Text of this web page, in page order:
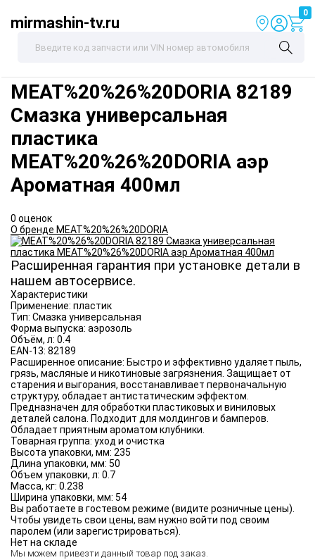
mirmashin-tv.ru
0
MEAT%20%26%20DORIA 82189
Смазка универсальная
пластика
MEAT%20%26%20DORIA аэр
Ароматная 400мл
0 оценок
О бренде MEAT%20%26%20DORIA
Расширенная гарантия при установке детали в
нашем автосервисе.
Характеристики
Применение: пластик
Тип: Смазка универсальная
Форма выпуска: аэрозоль
Объём, л: 0.4
EAN-13: 82189
Расширенное описание: Быстро и эффективно удаляет пыль,
грязь, масляные и никотиновые загрязнения. Защищает от
старения и выгорания, восстанавливает первоначальную
структуру, обладает антистатическим эффектом.
Предназначен для обработки пластиковых и виниловых
деталей салона. Подходит для молдингов и бамперов.
Обладает приятным ароматом клубники.
Товарная группа: уход и очистка
Высота упаковки, мм: 235
Длина упаковки, мм: 50
Объем упаковки, л: 0.7
Масса, кг: 0.238
Ширина упаковки, мм: 54
Вы работаете в гостевом режиме (видите розничные цены).
Чтобы увидеть свои цены, вам нужно войти под своим
паролем (или зарегистрироваться).
Нет на складе
Мы можем привезти данный товар под заказ.